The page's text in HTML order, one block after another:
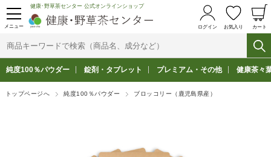
メニュー
健康･野草茶センター 公式オンラインショップ
ログイン お気入り カート
純度100％パウダー 錠剤・タブレット プレミアム・その他 健康茶々
トップページへ 純度100％パウダー ブロッコリー（鹿児島県産）